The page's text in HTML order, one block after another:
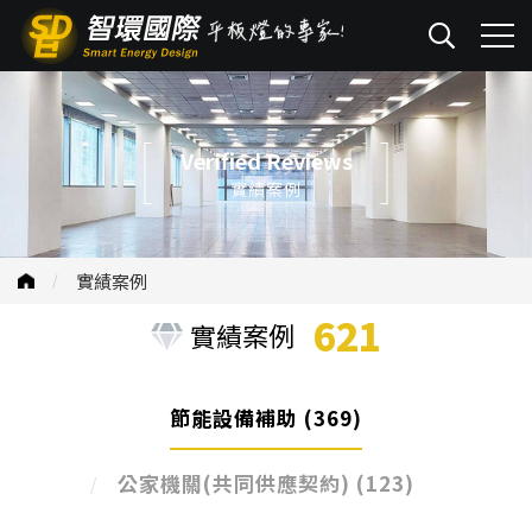
Verified Reviews
實績案例
實績案例
實績案例 621
節能設備補助 (369)
公家機關(共同供應契約) (123)